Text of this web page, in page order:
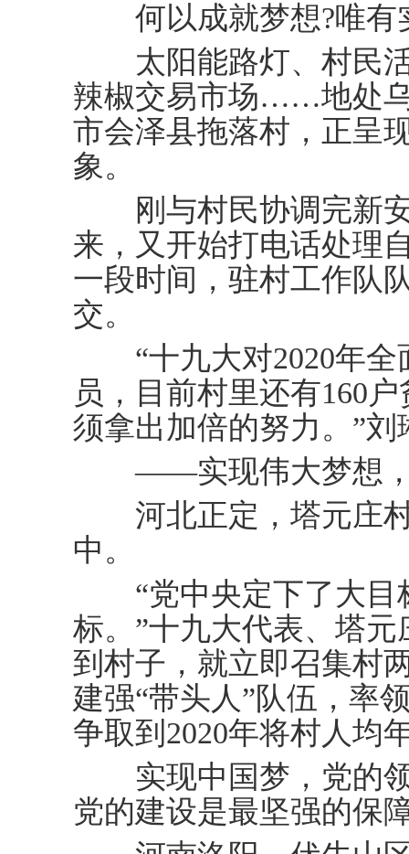
何以成就梦想?唯有
太阳能路灯、村民活
辣椒交易市场……地处
市会泽县拖落村，正呈
象。
刚与村民协调完新安
来，又开始打电话处理
一段时间，驻村工作队
交。
“十九大对2020年全
员，目前村里还有160
须拿出加倍的努力。”刘
——实现伟大梦想，
河北正定，塔元庄村
中。
“党中央定下了大目
标。”十九大代表、塔
到村子，就立即召集村
建强“带头人”队伍，率
争取到2020年将村人均
实现中国梦，党的领
党的建设是最坚强的保